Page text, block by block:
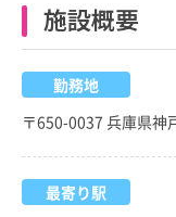
施設概要
勤務地
〒650-0037 兵庫県神
最寄り駅